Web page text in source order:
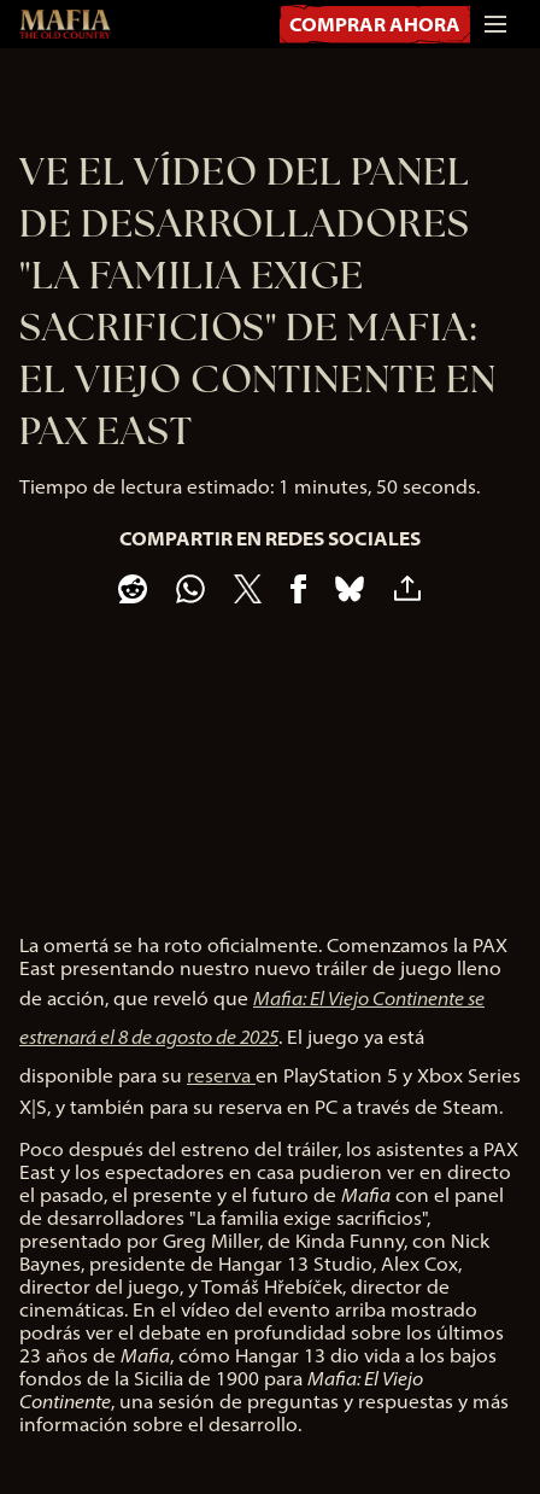
COMPRAR AHORA
VE EL VÍDEO DEL PANEL
DE DESARROLLADORES
"LA FAMILIA EXIGE
SACRIFICIOS" DE MAFIA:
EL VIEJO CONTINENTE EN
PAX EAST
Tiempo de lectura estimado 1 minutes, 50 seconds
COMPARTIR EN REDES SOCIALES
A
c
c
e
p
t
&
l
a
y
Al
hac
er
clic
en
«Ac
ept
ar y
La omertá se ha roto oficialmente. Comenzamos la PAX
East presentando nuestro nuevo tráiler de juego lleno
de acción, que reveló que Mafia: El Viejo Continente se
estrenará el 8 de agosto de 2025. El juego ya está
disponible para su reserva en PlayStation 5 y Xbox Series
X|S, y también para su reserva en PC a través de Steam.
Poco después del estreno del tráiler, los asistentes a PAX
East y los espectadores en casa pudieron ver en directo
el pasado, el presente y el futuro de Mafia con el panel
de desarrolladores "La familia exige sacrificios",
presentado por Greg Miller, de Kinda Funny, con Nick
Baynes, presidente de Hangar 13 Studio, Alex Cox,
director del juego, y Tomáš Hřebíček, director de
cinemáticas. En el vídeo del evento arriba mostrado
podrás ver el debate en profundidad sobre los últimos
23 años de Mafia, cómo Hangar 13 dio vida a los bajos
fondos de la Sicilia de 1900 para Mafia: El Viejo
Continente, una sesión de preguntas y respuestas y más
información sobre el desarrollo.